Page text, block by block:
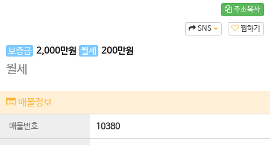
주소복사
찜하기
SNS
보증금 2,000만원 월세 200만원
월세
매물정보
매물번호 10380